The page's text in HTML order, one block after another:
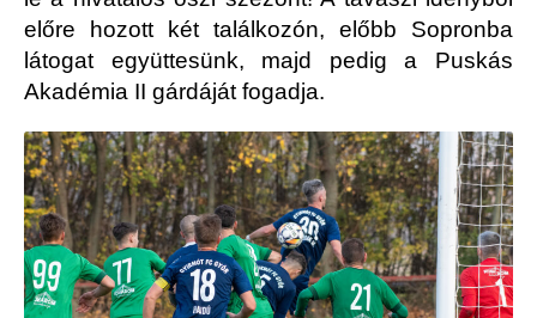
előre hozott két találkozón, előbb Sopronba
látogat együttesünk, majd pedig a Puskás
Akadémia II gárdáját fogadja.